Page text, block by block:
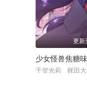
更新
少女怪兽焦糖味
千贺光莉 梶田